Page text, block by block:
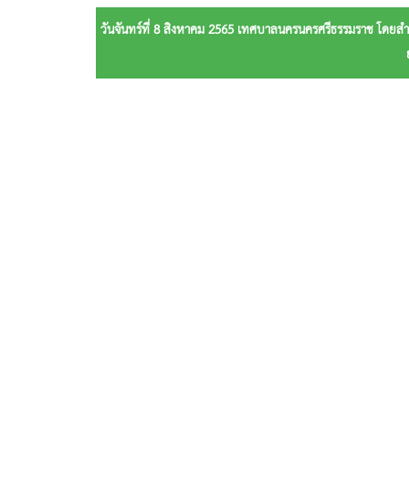
วันจันทร์ที่ 8 สิงหาคม 2565 เทศบาลนครนครศรีธรรมราช โดย